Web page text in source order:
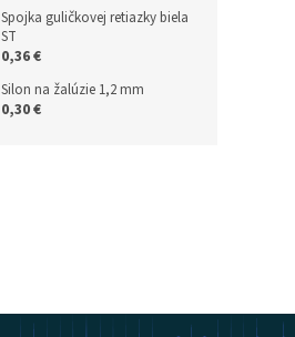
Spojka guličkovej retiazky biela
ST
0,36 €
Silon na žalúzie 1,2 mm
0,30 €